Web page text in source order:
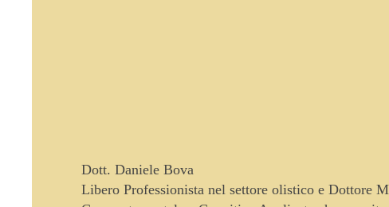
Dott. Daniele Bova
Libero Professionista nel settore olistico e Dottore